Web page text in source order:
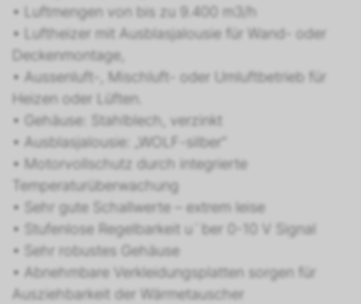
• Luftmengen von bis zu 9.400 m3/h
• Luftheizer mit Ausblasjalousie für Wand- oder
Deckenmontage,
• Aussenluft-, Mischluft- oder Umluftbetrieb für
Heizen oder Lüften.
• Gehäuse: Stahlblech, verzinkt
• Ausblasjalousie: „WOLF-silber“
• Motorvollschutz durch integrierte
Temperaturüberwachung
• Sehr gute Schallwerte – extrem leise
• Stufenlose Regelbarkeit u¨ber 0-10 V Signal
• Sehr robustes Gehäuse
• Abnehmbare Verkleidungsplatten sorgen für
Ausziehbarkeit der Wärmetauscher